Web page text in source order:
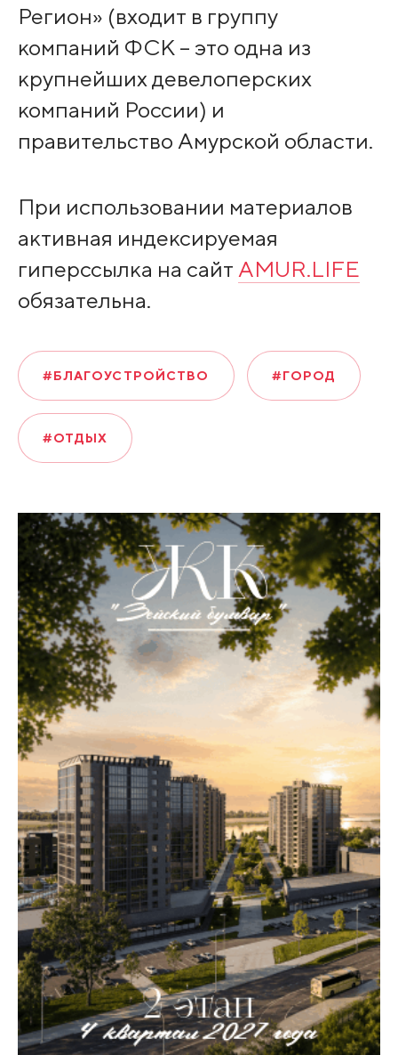
Регион» (входит в группу
компаний ФСК – это одна из
крупнейших девелоперских
компаний России) и
правительство Амурской области.
При использовании материалов
активная индексируемая
гиперссылка на сайт AMUR.LIFE
обязательна.
#БЛАГОУСТРОЙСТВО #ГОРОД
#ОТДЫХ